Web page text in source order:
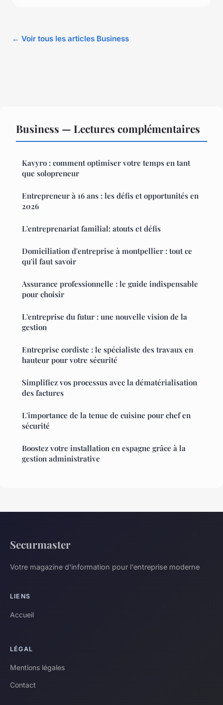
← Voir tous les articles Business
Business — Lectures complémentaires
Kavyro : comment optimiser votre temps en tant
que solopreneur
Entrepreneur à 16 ans : les défis et opportunités en
2026
L'entreprenariat familial: atouts et défis
Domiciliation d'entreprise à montpellier : tout ce
qu'il faut savoir
Assurance professionnelle : le guide indispensable
pour choisir
L'entreprise du futur : une nouvelle vision de la
gestion
Entreprise cordiste : le spécialiste des travaux en
hauteur pour votre sécurité
Simplifiez vos processus avec la dématérialisation
des factures
L'importance de la tenue de cuisine pour chef en
sécurité
Boostez votre installation en espagne grâce à la
gestion administrative
Securmaster
Votre magazine d'information pour l'entreprise moderne
LIENS
Accueil
LÉGAL
Mentions légales
Contact